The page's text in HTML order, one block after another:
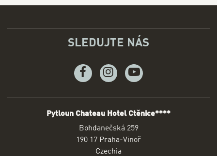
ADRESAPytloun Chateau Hotel Ctěnice****
Bohdanečská 259
190 17 Praha-Vinoř
Czechia
SLEDUJTE NÁS
FacebookInstagramYoutube